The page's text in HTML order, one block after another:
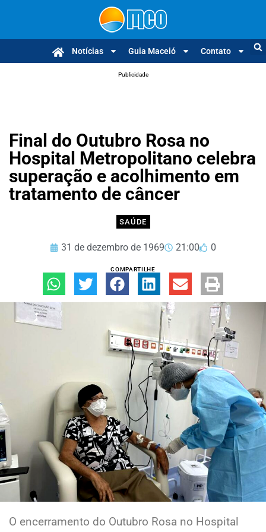
Notícias Guia Maceió Contato
Publicidade
Final do Outubro Rosa no
Hospital Metropolitano celebra
superação e acolhimento em
tratamento de câncer
SAÚDE
31 de dezembro de 1969 21:00 0
COMPARTILHE
O encerramento do Outubro Rosa no Hospital